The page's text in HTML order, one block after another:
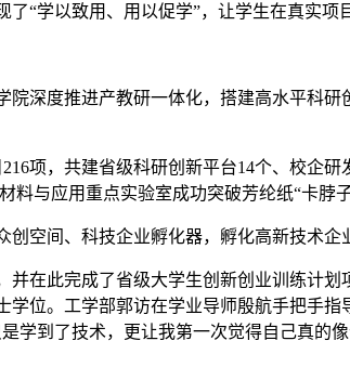
“学以致用、用以促学”，让学生在真实项
深度推进产教研一体化，搭建高水平科
项，共建省级科研创新平台14个、校企
料与应用重点实验室成功突破芳纶纸“卡脖
空间、科技企业孵化器，孵化高新技术企
在此完成了省级大学生创新创业训练计
位。工学部郭访在学业导师殷航手把手
学到了技术，更让我第一次觉得自己真的